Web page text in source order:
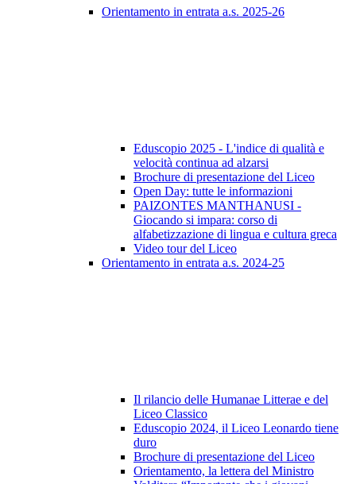
Orientamento in entrata a.s. 2025-26
Eduscopio 2025 - L'indice di qualità e
velocità continua ad alzarsi
Brochure di presentazione del Liceo
Open Day: tutte le informazioni
PAIZONTES MANTHANUSI -
Giocando si impara: corso di
alfabetizzazione di lingua e cultura greca
Video tour del Liceo
Orientamento in entrata a.s. 2024-25
Il rilancio delle Humanae Litterae e del
Liceo Classico
Eduscopio 2024, il Liceo Leonardo tiene
duro
Brochure di presentazione del Liceo
Orientamento, la lettera del Ministro